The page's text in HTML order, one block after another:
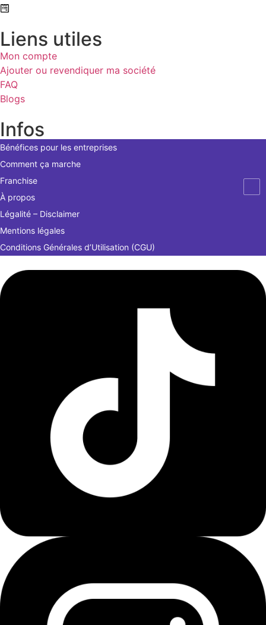
Liens utiles
Mon compte
Ajouter ou revendiquer ma société
FAQ
Blogs
Infos
Bénéfices pour les entreprises
Comment ça marche
Franchise
À propos
Légalité – Disclaimer
Mentions légales
Conditions Générales d’Utilisation (CGU)